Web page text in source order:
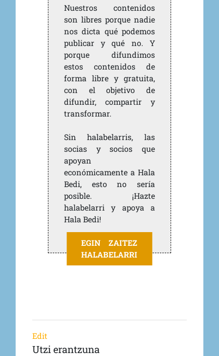
Nuestros contenidos
son libres porque nadie
nos dicta qué podemos
publicar y qué no. Y
porque difundimos
estos contenidos de
forma libre y gratuita,
con el objetivo de
difundir, compartir y
transformar.
Sin halabelarris, las
socias y socios que
apoyan
económicamente a Hala
Bedi, esto no sería
posible. ¡Hazte
halabelarri y apoya a
Hala Bedi!
EGIN ZAITEZ
HALABELARRI
Edit
Utzi erantzuna